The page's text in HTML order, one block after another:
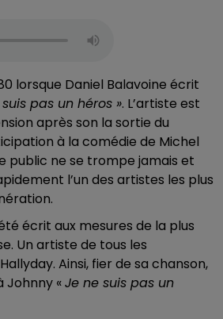
lorsque Daniel Balavoine écrit
pas un héros ». L’artiste est
après son la sortie du
à la comédie de Michel
public ne se trompe jamais et
l’un des artistes les plus
écrit aux mesures de la plus
Un artiste de tous les
Ainsi, fier de sa chanson,
Johnny «Je ne suis pas un